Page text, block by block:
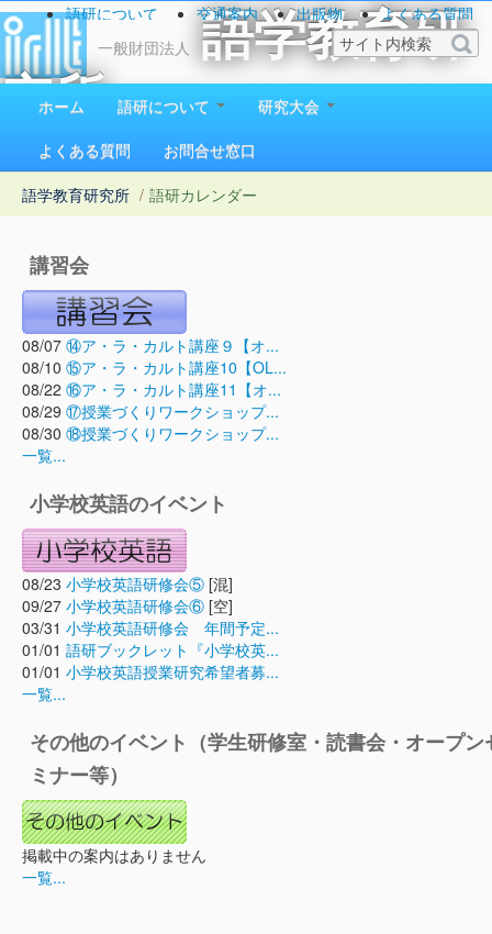
一般財団法人
語学教育研
究所
1923（大正12）年創立
語研について 交通案内 出版物
よくある質問
お問い合わせ
ホーム 語研について
研究大会
よくある質問
お問合せ窓口
語学教育研究所 / 語研カレンダー
講習会
08/07 ⑭ア・ラ・カルト講座９【オ...
08/10 ⑮ア・ラ・カルト講座10【OL...
08/22 ⑯ア・ラ・カルト講座11【オ...
08/29 ⑰授業づくりワークショップ...
08/30 ⑱授業づくりワークショップ...
一覧...
小学校英語のイベント
08/23 小学校英語研修会⑤ [混]
09/27 小学校英語研修会⑥ [空]
03/31 小学校英語研修会 年間予定...
01/01 語研ブックレット『小学校英...
01/01 小学校英語授業研究希望者募...
一覧...
その他のイベント（学生研修室・読書会・オープン
ミナー等）
掲載中の案内はありません
一覧...